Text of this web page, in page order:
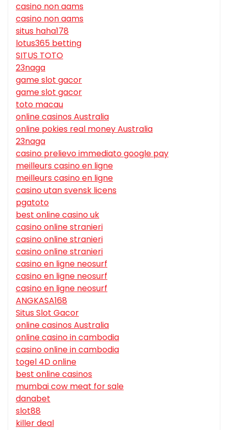
casino non aams
casino non aams
situs haha178
lotus365 betting
SITUS TOTO
23naga
game slot gacor
game slot gacor
toto macau
online casinos Australia
online pokies real money Australia
23naga
casino prelievo immediato google pay
meilleurs casino en ligne
meilleurs casino en ligne
casino utan svensk licens
pgatoto
best online casino uk
casino online stranieri
casino online stranieri
casino online stranieri
casino en ligne neosurf
casino en ligne neosurf
casino en ligne neosurf
ANGKASA168
Situs Slot Gacor
online casinos Australia
online casino in cambodia
casino online in cambodia
togel 4D online
best online casinos
mumbai cow meat for sale
danabet
slot88
killer deal